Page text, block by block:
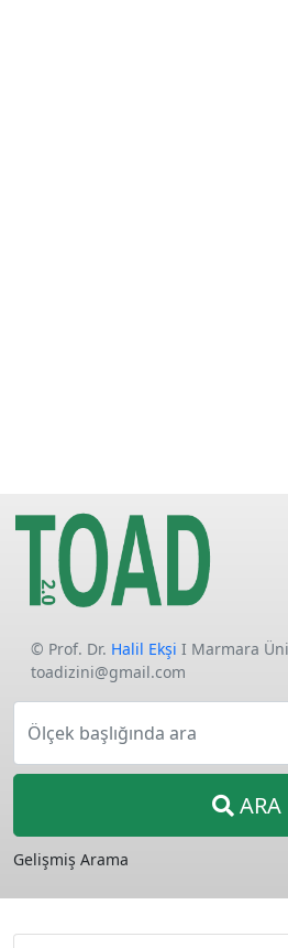
© Prof. Dr. Halil Ekşi I Marmara
toadizini@gmail.com
Ölçek başlığında ara
ARA
Gelişmiş Arama